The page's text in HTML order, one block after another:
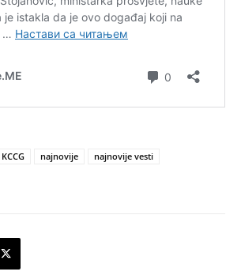
KCCG najnovije
najnovije vesti